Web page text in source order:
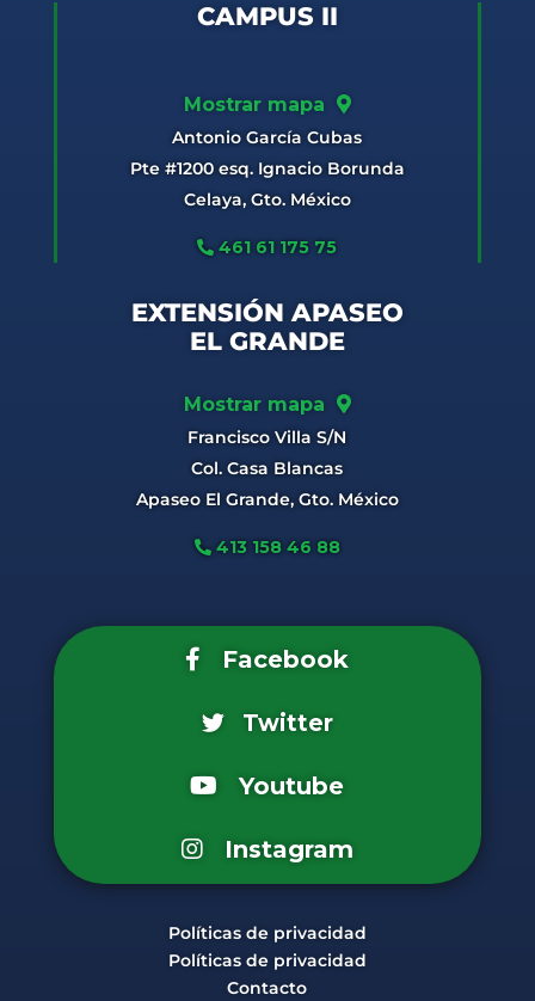
CAMPUS II
Mostrar mapa
Antonio García Cubas
Pte #1200 esq. Ignacio Borunda
Celaya, Gto. México
461 61 175 75
EXTENSIÓN APASEO
EL GRANDE
Mostrar mapa
Francisco Villa S/N
Col. Casa Blancas
Apaseo El Grande, Gto. México
413 158 46 88
Facebook
Twitter
Youtube
Instagram
Políticas de privacidad
Políticas de privacidad
Contacto